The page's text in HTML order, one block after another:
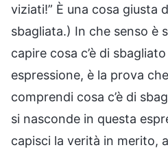
viziati!” È una cosa giusta
sbagliata.) In che senso è
capire cosa c’è di
espressione, è la prova
comprendi cosa c’è di
si nasconde in questa
capisci la verità in merito,